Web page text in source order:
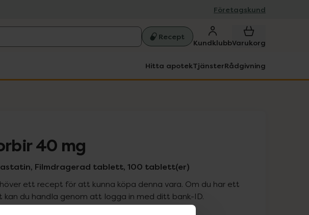
Företagskund
Recept
KundklubbVarukorg
Hitta apotekTjänsterRådgivning
40 mg
Filmdragerad tablett, 100 tablett(er)
ett recept för att kunna köpa denna vara. Om du har ett
kan du handla genom att logga in med ditt bank-ID.